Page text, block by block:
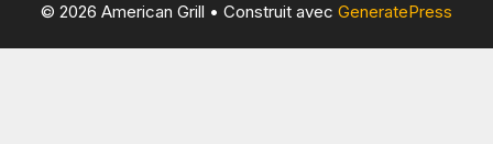
© 2026 American Grill • Construit avec GeneratePress